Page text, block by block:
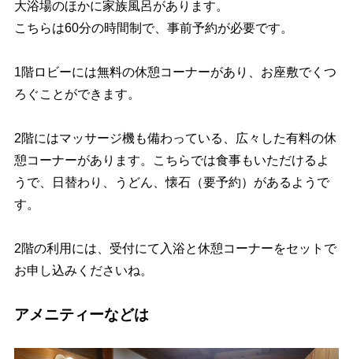
大浴場のほかに家族風呂があります。
こちらは60分の時間制で、事前予約が必要です。
1階ロビーには無料の休憩コーナーがあり、お座敷でくつ
ろぐことができます。
2階にはマッサージ機も備わっている、広々した有料の休
憩コーナーがあります。こちらでは食事もいただけるよ
うで、日替わり、うどん、懐石（要予約）があるようで
す。
2階の利用には、受付にて入浴と休憩コーナーをセットで
お申し込みくださいね。
アメニティーなどは